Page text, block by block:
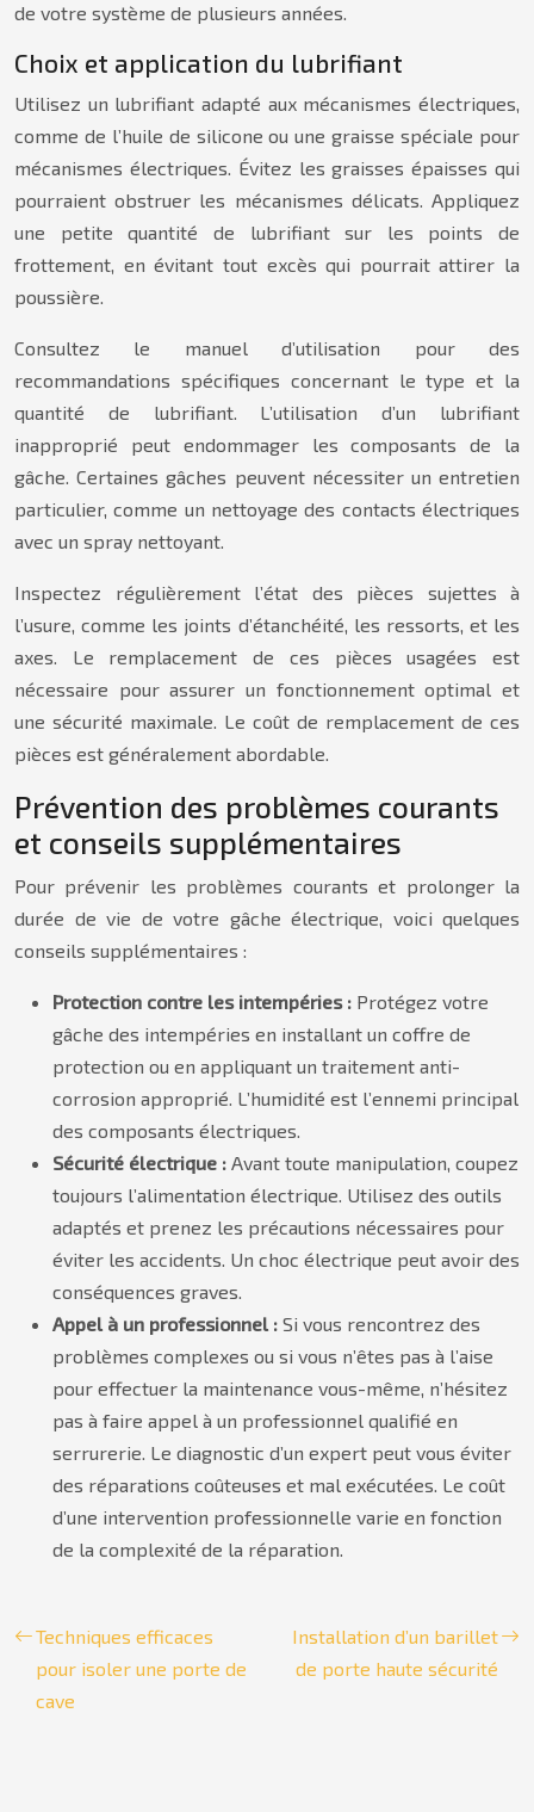
de votre système de plusieurs années.
Choix et application du lubrifiant
Utilisez un lubrifiant adapté aux mécanismes électriques,
comme de l’huile de silicone ou une graisse spéciale pour
mécanismes électriques. Évitez les graisses épaisses qui
pourraient obstruer les mécanismes délicats. Appliquez
une petite quantité de lubrifiant sur les points de
frottement, en évitant tout excès qui pourrait attirer la
poussière.
Consultez le manuel d’utilisation pour des
recommandations spécifiques concernant le type et la
quantité de lubrifiant. L’utilisation d’un lubrifiant
inapproprié peut endommager les composants de la
gâche. Certaines gâches peuvent nécessiter un entretien
particulier, comme un nettoyage des contacts électriques
avec un spray nettoyant.
Inspectez régulièrement l’état des pièces sujettes à
l’usure, comme les joints d’étanchéité, les ressorts, et les
axes. Le remplacement de ces pièces usagées est
nécessaire pour assurer un fonctionnement optimal et
une sécurité maximale. Le coût de remplacement de ces
pièces est généralement abordable.
Prévention des problèmes courants
et conseils supplémentaires
Pour prévenir les problèmes courants et prolonger la
durée de vie de votre gâche électrique, voici quelques
conseils supplémentaires :
Protection contre les intempéries : Protégez votre
gâche des intempéries en installant un coffre de
protection ou en appliquant un traitement anti-
corrosion approprié. L’humidité est l’ennemi principal
des composants électriques.
Sécurité électrique : Avant toute manipulation, coupez
toujours l’alimentation électrique. Utilisez des outils
adaptés et prenez les précautions nécessaires pour
éviter les accidents. Un choc électrique peut avoir des
conséquences graves.
Appel à un professionnel : Si vous rencontrez des
problèmes complexes ou si vous n’êtes pas à l’aise
pour effectuer la maintenance vous-même, n’hésitez
pas à faire appel à un professionnel qualifié en
serrurerie. Le diagnostic d’un expert peut vous éviter
des réparations coûteuses et mal exécutées. Le coût
d’une intervention professionnelle varie en fonction
de la complexité de la réparation.
Techniques efficaces
pour isoler une porte de
cave
Installation d’un barillet
de porte haute sécurité